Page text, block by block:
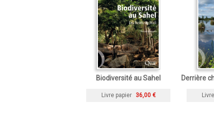
Biodiversité au Sahel
Livre papier 36,00 €
Derrière